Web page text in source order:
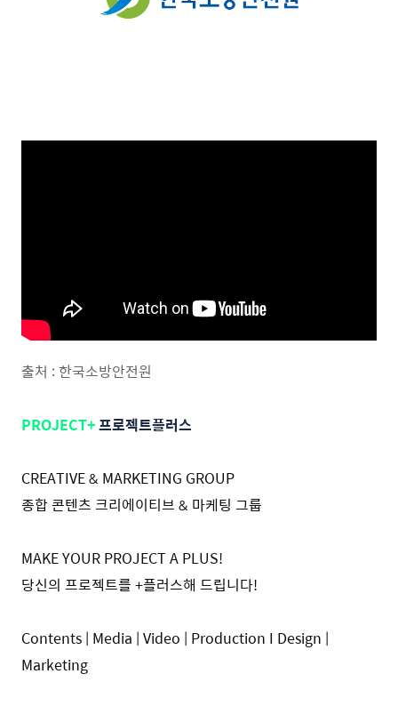
출처 : 한국소방안전원
PROJECT+프로젝트플러스
CREATIVE & MARKETING GROUP
종합 콘텐츠 크리에이티브 & 마케팅 그룹
MAKE YOUR PROJECT A PLUS!
당신의 프로젝트를 +플러스해 드립니다!
Contents | Media | Video | Production I Design |
Marketing